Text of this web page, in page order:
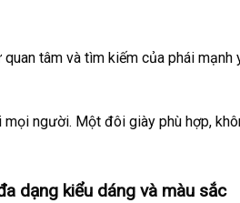
tâm và tìm kiếm của phái
người. Một đôi giày phù hợp,
dạng kiểu dáng và màu sắc